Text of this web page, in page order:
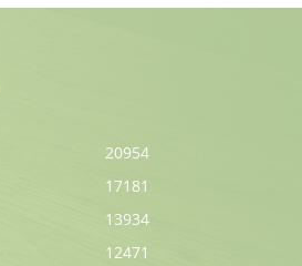
20954
17181
13934
12471